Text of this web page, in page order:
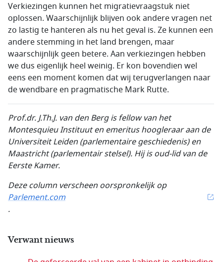
Verkiezingen kunnen het migratievraagstuk niet
oplossen. Waarschijnlijk blijven ook andere vragen net
zo lastig te hanteren als nu het geval is. Ze kunnen een
andere stemming in het land brengen, maar
waarschijnlijk geen betere. Aan verkiezingen hebben
we dus eigenlijk heel weinig. Er kon bovendien wel
eens een moment komen dat wij terugverlangen naar
de wendbare en pragmatische Mark Rutte.
Prof.dr. J.Th.J. van den Berg is fellow van het
Montesquieu Instituut en emeritus hoogleraar aan de
Universiteit Leiden (parlementaire geschiedenis) en
Maastricht (parlementair stelsel). Hij is oud-lid van de
Eerste Kamer.
Deze column verscheen oorspronkelijk op
Parlement.com
.
Verwant nieuws